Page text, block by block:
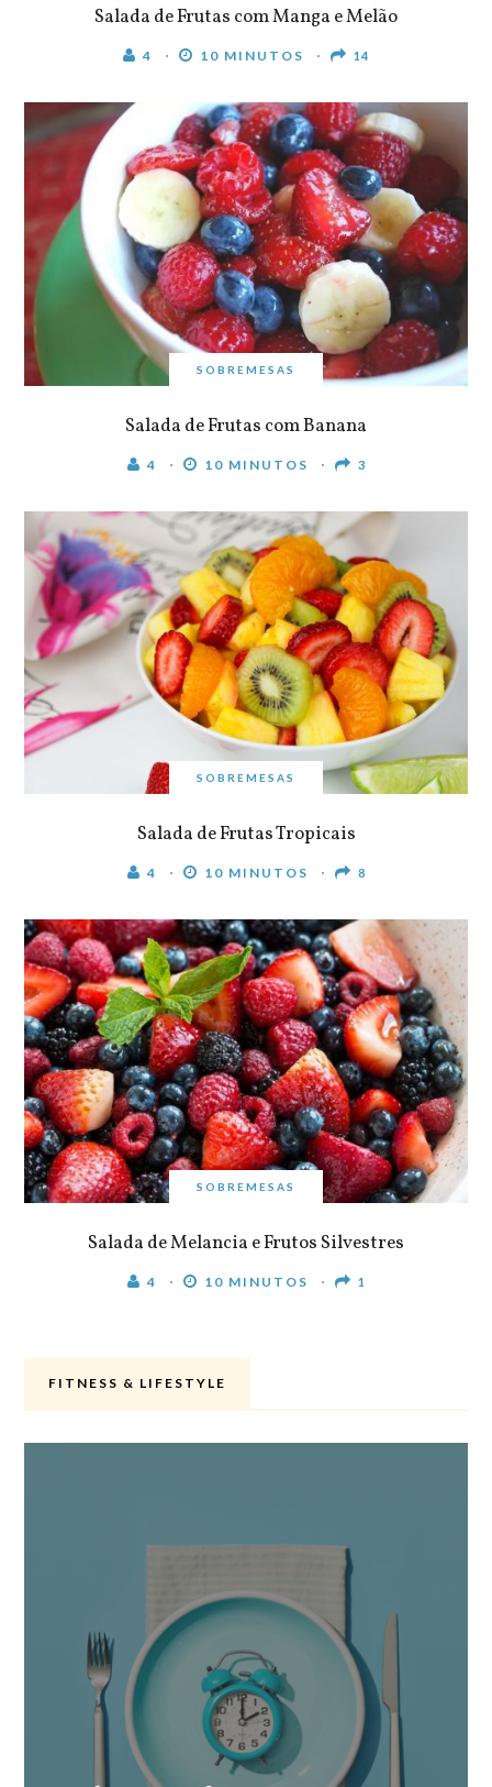
Salada de Frutas com Manga e Melão
4 10 MINUTOS 14
SOBREMESAS
Salada de Frutas com Banana
4 10 MINUTOS 3
SOBREMESAS
Salada de Frutas Tropicais
4 10 MINUTOS 8
SOBREMESAS
Salada de Melancia e Frutos Silvestres
4 10 MINUTOS 1
FITNESS & LIFESTYLE